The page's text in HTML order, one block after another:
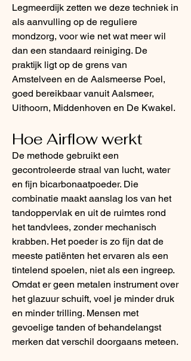
Legmeerdijk zetten we deze techniek in
als aanvulling op de reguliere
mondzorg, voor wie net wat meer wil
dan een standaard reiniging. De
praktijk ligt op de grens van
Amstelveen en de Aalsmeerse Poel,
goed bereikbaar vanuit Aalsmeer,
Uithoorn, Middenhoven en De Kwakel.
Hoe Airflow werkt
De methode gebruikt een
gecontroleerde straal van lucht, water
en fijn bicarbonaatpoeder. Die
combinatie maakt aanslag los van het
tandoppervlak en uit de ruimtes rond
het tandvlees, zonder mechanisch
krabben. Het poeder is zo fijn dat de
meeste patiënten het ervaren als een
tintelend spoelen, niet als een ingreep.
Omdat er geen metalen instrument over
het glazuur schuift, voel je minder druk
en minder trilling. Mensen met
gevoelige tanden of behandelangst
merken dat verschil doorgaans meteen.